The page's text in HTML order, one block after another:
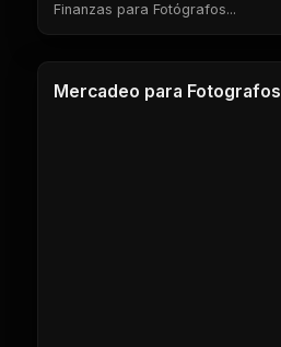
Finanzas para Fotógrafos...
Mercadeo para Fotografos